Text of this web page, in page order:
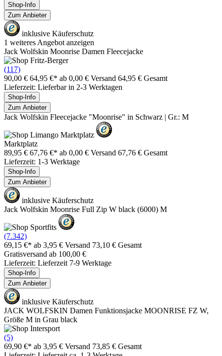
Shop-Info
Zum Anbieter
inklusive Käuferschutz
1 weiteres Angebot anzeigen
Jack Wolfskin Moonrise Damen Fleecejacke
(117)
90,00 € 64,95 €* ab 0,00 € Versand 64,95 € Gesamt
Lieferzeit: Lieferbar in 2-3 Werktagen
Shop-Info
Zum Anbieter
Jack Wolfskin Fleecejacke "Moonrise" in Schwarz | Gr.: M
Marktplatz
89,95 € 67,76 €* ab 0,00 € Versand 67,76 € Gesamt
Lieferzeit: 1-3 Werktage
Shop-Info
Zum Anbieter
inklusive Käuferschutz
Jack Wolfskin Moonrise Full Zip W black (6000) M
(7.342)
69,15 €* ab 3,95 € Versand 73,10 € Gesamt
Gratisversand ab 100,00 €
Lieferzeit: Lieferzeit 7-9 Werktage
Shop-Info
Zum Anbieter
inklusive Käuferschutz
JACK WOLFSKIN Damen Funktionsjacke MOONRISE FZ W,
Größe M in Grau black
(5)
69,90 €* ab 3,95 € Versand 73,85 € Gesamt